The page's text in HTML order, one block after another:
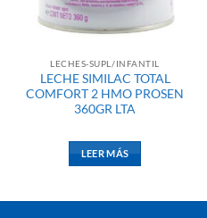
LECHES-SUPL/INFANTIL
LECHE SIMILAC TOTAL
COMFORT 2 HMO PROSEN
360GR LTA
LEER MÁS